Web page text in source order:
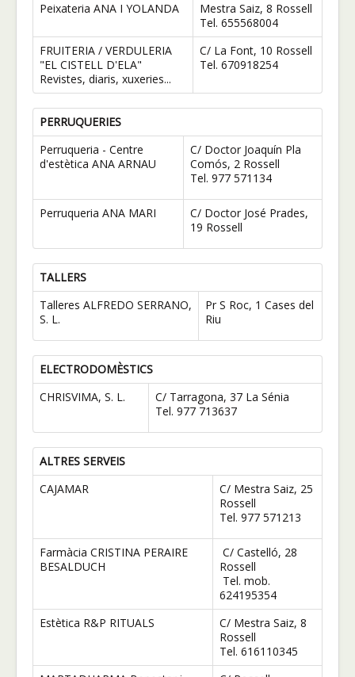
Peixateria ANA I YOLANDA
Mestra Saiz, 8 Rossell
Tel. 655568004
FRUITERIA / VERDULERIA
"EL CISTELL D'ELA"
Revistes, diaris, xuxeries...
C/ La Font, 10 Rossell
Tel. 670918254
PERRUQUERIES
Perruqueria - Centre
d'estètica ANA ARNAU
C/ Doctor Joaquín Pla
Comós, 2 Rossell
Tel. 977 571134
Perruqueria ANA MARI
C/ Doctor José Prades,
19 Rossell
TALLERS
Talleres ALFREDO SERRANO,
S. L.
Pr S Roc, 1 Cases del
Riu
ELECTRODOMÈSTICS
CHRISVIMA, S. L.
C/ Tarragona, 37 La Sénia
Tel. 977 713637
ALTRES SERVEIS
CAJAMAR
C/ Mestra Saiz, 25
Rossell
Tel. 977 571213
Farmàcia CRISTINA PERAIRE
BESALDUCH
C/ Castelló, 28
Rossell
Tel. mob.
624195354
Estètica R&P RITUALS
C/ Mestra Saiz, 8
Rossell
Tel. 616110345